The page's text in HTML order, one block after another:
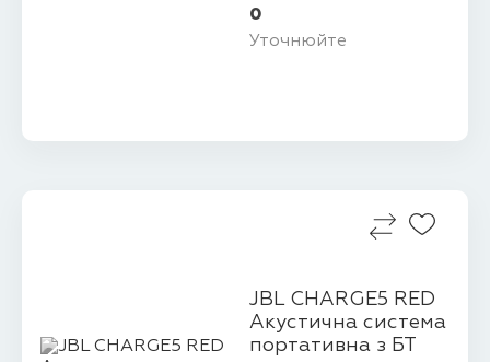
0
Уточнюйте
JBL CHARGE5 RED
Акустична система
портативна з БТ